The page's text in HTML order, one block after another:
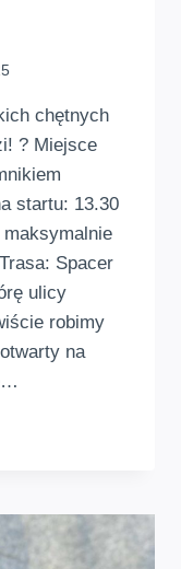
chętnych
? Miejsce
startu: 13.30
Trasa: Spacer
ulicy
robimy
na